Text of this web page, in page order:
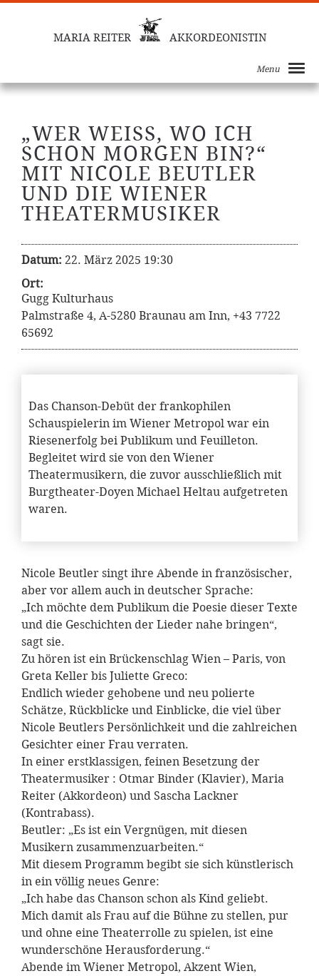
MARIA REITER AKKORDEONISTIN
Menu
„WER WEISS, WO ICH S
CHON MORGEN BIN?“
MIT NICOLE BEUTLER
UND DIE WIENER
THEATERMUSIKER
Datum: 22. März 2025 19:30
Ort:
Gugg Kulturhaus
Palmstraße 4, A-5280 Braunau am Inn, +43 7722
65692
Das Chanson-Debüt der frankophilen
Schauspielerin im Wiener Metropol war ein
Riesenerfolg bei Publikum und Feuilleton.
Begleitet wird sie von den Wiener
Theatermusikern, die zuvor ausschließlich mit
Burgtheater-Doyen Michael Heltau aufgetreten
waren.
Nicole Beutler singt ihre Abende in französischer,
aber vor allem auch in deutscher Sprache:
„Ich möchte dem Publikum die Poesie dieser Texte
und die Geschichten der Lieder nahe bringen“,
sagt sie.
Zu hören ist ein Brückenschlag Wien – Paris, von
Greta Keller bis Juliette Greco:
Endlich wieder gehobene und neu polierte
Schätze, Rückblicke und Einblicke, die viel über
Nicole Beutlers Persönlichkeit und die zahlreichen
Gesichter einer Frau verraten.
In einer erstklassigen, feinen Besetzung der
Theatermusiker : Otmar Binder (Klavier), Maria
Reiter (Akkordeon) und Sascha Lackner
(Kontrabass).
Beutler: „Es ist ein Vergnügen, mit diesen
Musikern zusammenzuarbeiten.“
Mit diesem Programm begibt sie sich künstlerisch
in ein völlig neues Genre:
„Ich habe das Chanson schon als Kind geliebt.
Mich damit als Frau auf die Bühne zu stellen, pur
und ohne eine Theaterrolle zu spielen, ist eine
wunderschöne Herausforderung.“
Abende im Wiener Metropol, Akzent Wien,